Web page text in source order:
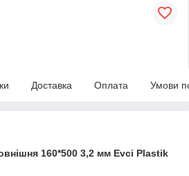
Доставка Оплата Умови
160*500 3,2 мм Evci Plastik